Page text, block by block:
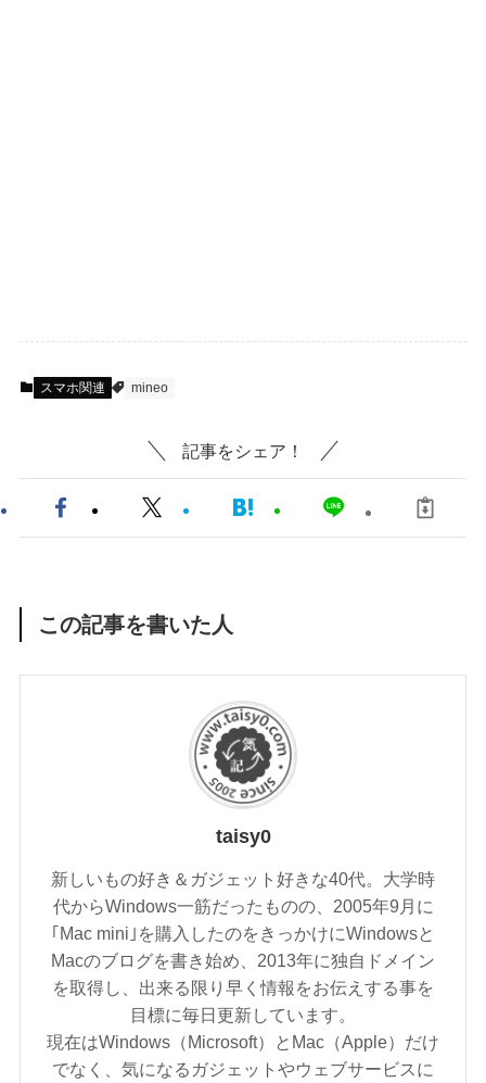
スマホ関連 mineo
記事をシェア！
この記事を書いた人
taisy0
新しいもの好き＆ガジェット好きな40代。大学時
代からWindows一筋だったものの、2005年9月に
｢Mac mini｣を購入したのをきっかけにWindowsと
Macのブログを書き始め、2013年に独自ドメイン
を取得し、出来る限り早く情報をお伝えする事を
目標に毎日更新しています。
現在はWindows（Microsoft）とMac（Apple）だけ
でなく、気になるガジェットやウェブサービスに